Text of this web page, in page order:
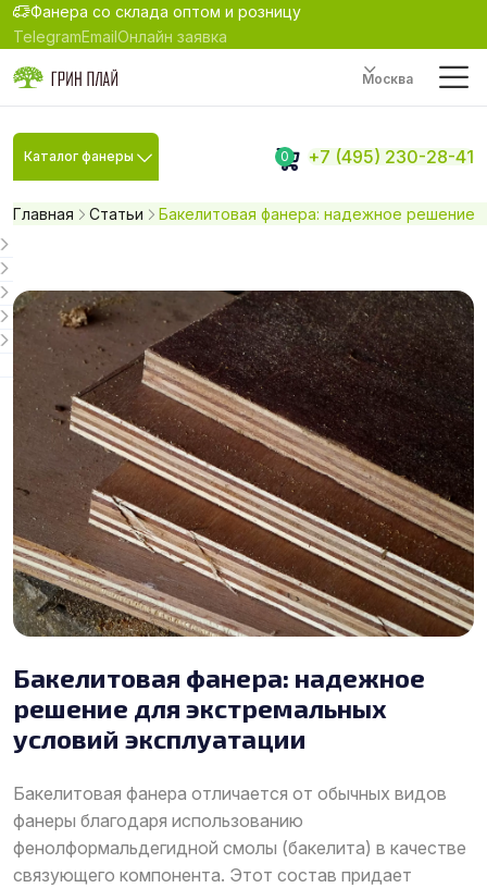
Фанера со склада оптом и розницу
TelegramEmailОнлайн заявка
Москва
Каталог фанеры 0 +7 (495) 230-28-41
Главная Статьи Бакелитовая фанера: надежное решение
Бакелитовая фанера: надежное
решение для экстремальных
условий эксплуатации
Бакелитовая фанера отличается от обычных видов
фанеры благодаря использованию
фенолформальдегидной смолы (бакелита) в качестве
связующего компонента. Этот состав придает